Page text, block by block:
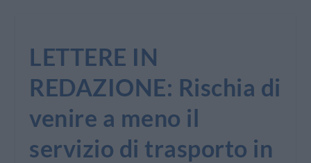
LETTERE IN
REDAZIONE: Rischia di
venire a meno il
servizio di trasporto in